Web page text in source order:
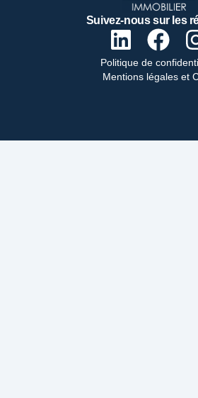
Suivez-nous sur les
Politique de
Mentions légales et